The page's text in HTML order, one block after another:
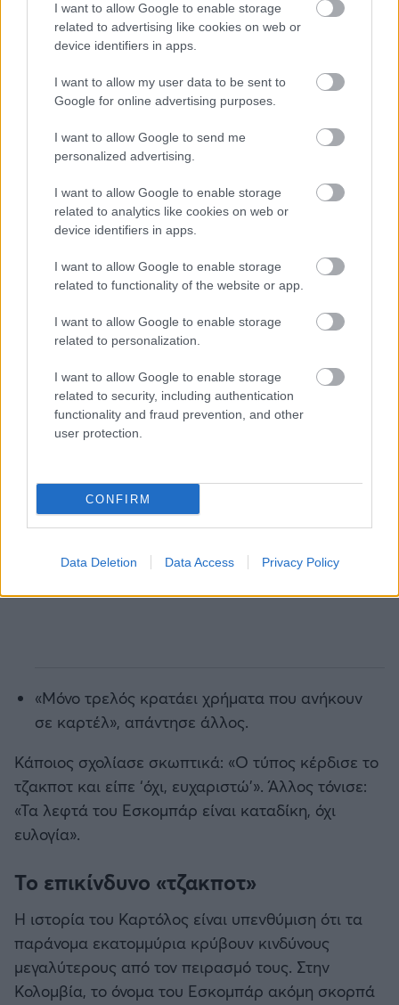
I want to allow Google to enable storage
related to advertising like cookies on web or
device identifiers in apps.
I want to allow my user data to be sent to
Google for online advertising purposes.
I want to allow Google to send me
personalized advertising.
I want to allow Google to enable storage
related to analytics like cookies on web or
device identifiers in apps.
I want to allow Google to enable storage
related to functionality of the website or app.
I want to allow Google to enable storage
related to personalization.
I want to allow Google to enable storage
related to security, including authentication
functionality and fraud prevention, and other
user protection.
CONFIRM
Data Deletion Data Access Privacy Policy
Όταν η ιστορία ξαναβγήκε στη δημοσιότητα, τα
social media πήραν φωτιά:
«Αν ήμουν στη θέση του, θα είχα εξαφανιστεί με
τα λεφτά», έγραψε ένας χρήστης.
«Μόνο τρελός κρατάει χρήματα που ανήκουν
σε καρτέλ», απάντησε άλλος.
Κάποιος σχολίασε σκωπτικά: «Ο τύπος κέρδισε το
τζακποτ και είπε ‘όχι, ευχαριστώ’». Άλλος τόνισε:
«Τα λεφτά του Εσκομπάρ είναι καταδίκη, όχι
ευλογία».
Το επικίνδυνο «τζακποτ»
Η ιστορία του Καρτόλος είναι υπενθύμιση ότι τα
παράνομα εκατομμύρια κρύβουν κινδύνους
μεγαλύτερους από τον πειρασμό τους. Στην
Κολομβία, το όνομα του Εσκομπάρ ακόμη σκορπά